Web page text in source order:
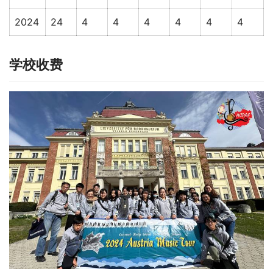
2024 24 4 4 4 4 4 4
学校收费